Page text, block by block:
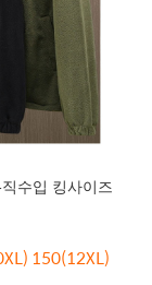
수입 킹사이즈
150(12XL)